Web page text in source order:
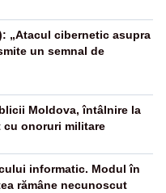
„Atacul cibernetic asupra
un semnal de
Moldova, întâlnire la
cu onoruri militare
informatic. Modul în
rămâne necunoscut